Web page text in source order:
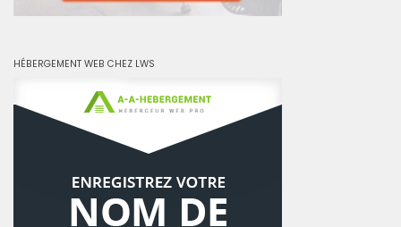
HÉBERGEMENT WEB CHEZ LWS